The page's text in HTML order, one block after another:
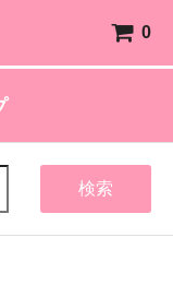
0
検索